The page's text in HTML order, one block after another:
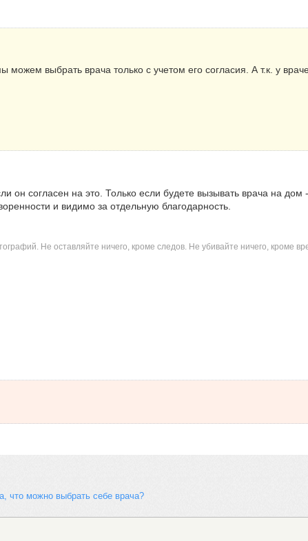
можем выбрать врача только с учетом его согласия. А т.к. у
он согласен на это. Только если будете вызывать врача на
и видимо за отдельную благодарность.
Не оставляйте ничего, кроме следов. Не убивайте ничего, кроме
что можно выбрать себе врача?